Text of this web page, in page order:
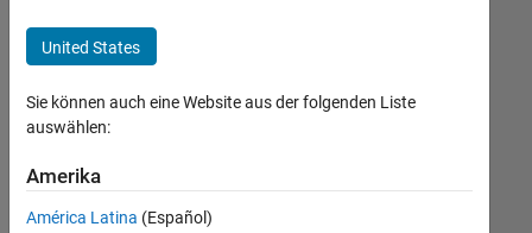
Commercial Sales
Customer Support
Inside Sales
Finance and Operations
+3
Derzeit
es
United States
Sie können auch eine Website aus der folgenden Liste
auswählen:
Amerika
América Latina (Español)